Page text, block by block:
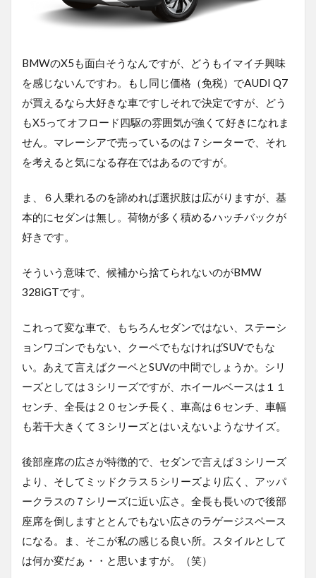
BMWのX5も面白そうなんですが、どうもイマイチ興味
を感じないんですわ。もし同じ価格（免税）でAUDI Q7
が買えるなら大好きな車ですしそれで決定ですが、どう
もX5ってオフロード四駆の雰囲気が強くて好きになれま
せん。マレーシアで売っているのは７シーターで、それ
を考えると気になる存在ではあるのですが。
ま、６人乗れるのを諦めれば選択肢は広がりますが、基
本的にセダンは無し。荷物が多く積めるハッチバックが
好きです。
そういう意味で、候補から捨てられないのがBMW
328iGTです。
これって変な車で、もちろんセダンではない、ステーシ
ョンワゴンでもない、クーペでもなければSUVでもな
い。あえて言えばクーペとSUVの中間でしょうか。シリ
ーズとしては３シリーズですが、ホイールベースは１１
センチ、全長は２０センチ長く、車高は６センチ、車幅
も若干大きくて３シリーズとはいえないようなサイズ。
後部座席の広さが特徴的で、セダンで言えば３シリーズ
より、そしてミッドクラス５シリーズより広く、アッパ
ークラスの７シリーズに近い広さ。全長も長いので後部
座席を倒しますととんでもない広さのラゲージスペース
になる。ま、そこが私の感じる良い所。スタイルとして
は何か変だぁ・・と思いますが。（笑）